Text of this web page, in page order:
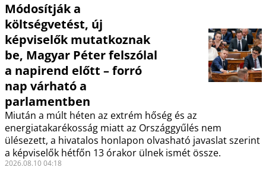
Módosítják a
költségvetést, új
képviselők mutatkoznak
be, Magyar Péter felszólal
a napirend előtt – forró
nap várható a
parlamentben
Miután a múlt héten az extrém hőség és az
energiatakarékosság miatt az Országgyűlés nem
ülésezett, a hivatalos honlapon olvasható javaslat szerint
a képviselők hétfőn 13 órakor ülnek ismét össze.
2026.08.10 04:18